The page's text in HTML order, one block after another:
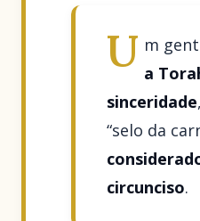
U m
a
sinceridade
“selo da
circunciso.